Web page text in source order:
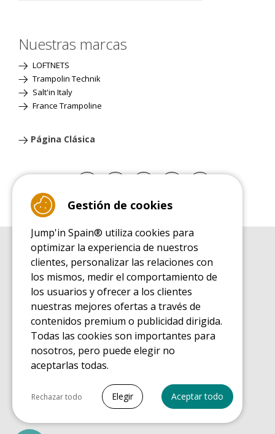
Nuestras marcas
LOFTNETS
Trampolin Technik
Salt'in Italy
France Trampoline
Página Clásica
GUÍA DE COMPRA
Guía de compra para las camas elásticas de ocio
GUÍA DE INSTALACIÓN
Guía de montaje para la cama elástica de ocio
GUÍA DE MANTENIMIENTO
Guía de mantenimiento de las camas elásticas de ocio
GUÍA DE INICIO
Guía de descubrimiento de las camas elásticas de ocio
GUÍA DE COMPRA PIEZAS DE RECAMBIO
Gestión de cookies
Jump'in Spain® utiliza cookies para
optimizar la experiencia de nuestros
clientes, personalizar las relaciones con
los mismos, medir el comportamiento de
los usuarios y ofrecer a los clientes
nuestras mejores ofertas a través de
contenidos premium o publicidad dirigida.
Todas las cookies son importantes para
nosotros, pero puede elegir no
aceptarlas todas.
Seleccionar todo
Cookies necesarias
Rechazar todo Elegir Aceptar todo